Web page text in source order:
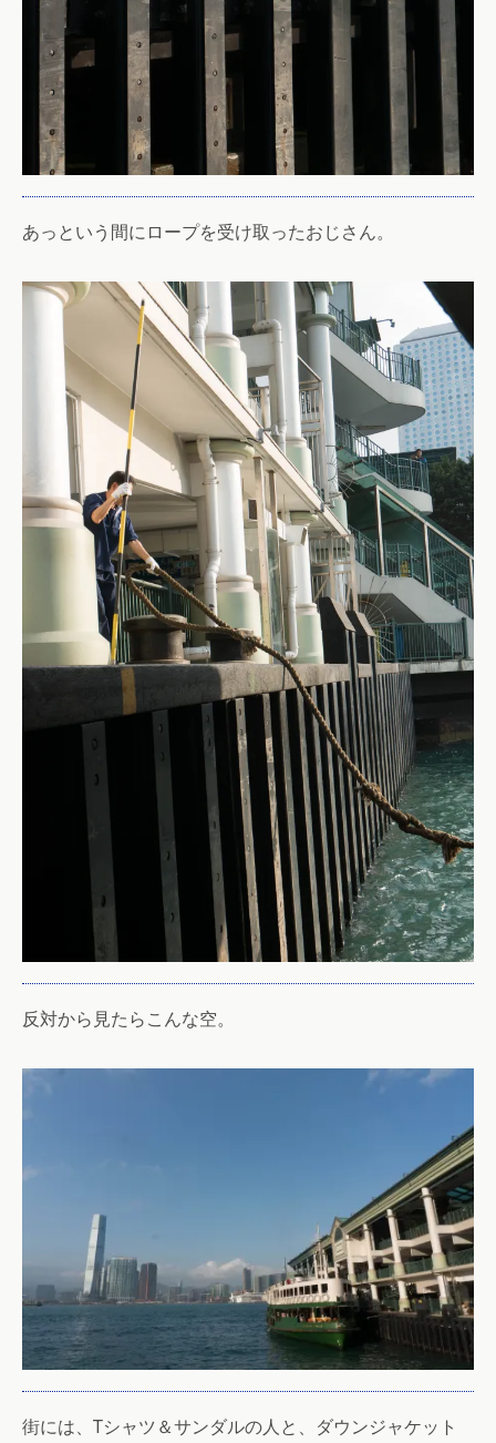
あっという間にロープを受け取ったおじさん。
反対から見たらこんな空。
街には、Tシャツ＆サンダルの人と、ダウンジャケット